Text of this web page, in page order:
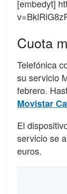
[embedyt]
Cuota
Telefónica
su servicio
febrero.
Movistar
El
servicio se
euros.